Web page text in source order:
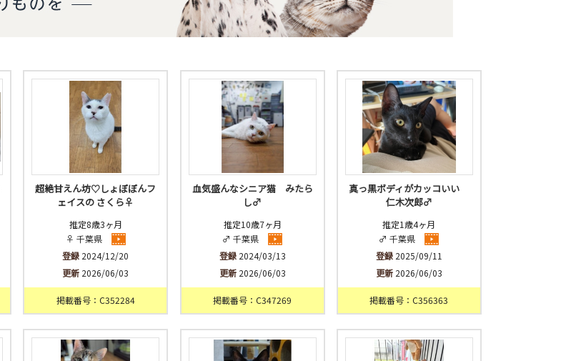
超絶甘えん坊♡しょぼぼんフ
ェイスの さくら♀
推定8歳3ヶ月
♀ 千葉県
登録 2024/12/20
更新 2026/06/03
掲載番号：C352284
血気盛んなシニア猫 みたら
し♂
推定10歳7ヶ月
♂ 千葉県
登録2024/03/13
更新2026/06/03
掲載番号：C347269
真っ黒ボディがカッコいい
仁木次郎♂
推定1歳4ヶ月
♂ 千葉県
登録2025/09/11
更新2026/06/03
掲載番号：C356363